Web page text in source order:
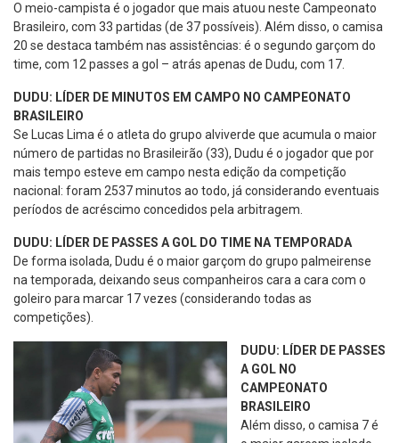
O meio-campista é o jogador que mais atuou neste Campeonato
Brasileiro, com 33 partidas (de 37 possíveis). Além disso, o camisa
20 se destaca também nas assistências: é o segundo garçom do
time, com 12 passes a gol – atrás apenas de Dudu, com 17.
DUDU: LÍDER DE MINUTOS EM CAMPO NO CAMPEONATO
BRASILEIRO
Se Lucas Lima é o atleta do grupo alviverde que acumula o maior
número de partidas no Brasileirão (33), Dudu é o jogador que por
mais tempo esteve em campo nesta edição da competição
nacional: foram 2537 minutos ao todo, já considerando eventuais
períodos de acréscimo concedidos pela arbitragem.
DUDU: LÍDER DE PASSES A GOL DO TIME NA TEMPORADA
De forma isolada, Dudu é o maior garçom do grupo palmeirense
na temporada, deixando seus companheiros cara a cara com o
goleiro para marcar 17 vezes (considerando todas as
competições).
DUDU: LÍDER DE PASSES
A GOL NO
CAMPEONATO
BRASILEIRO
Além disso, o camisa 7 é